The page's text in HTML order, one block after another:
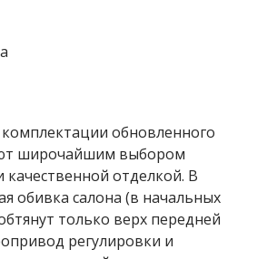
обновленного
широчайшим выбором
качественной отделкой. В
обивка салона (в начальных
только верх передней
регулировки и